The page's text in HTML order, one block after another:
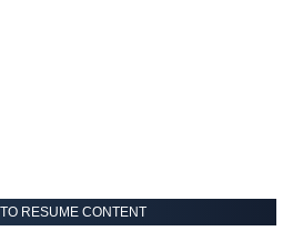
RESUME CONTENT